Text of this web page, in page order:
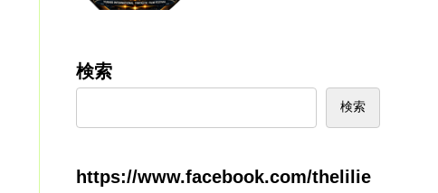
検索
検索
https://www.facebook.com/thelilie